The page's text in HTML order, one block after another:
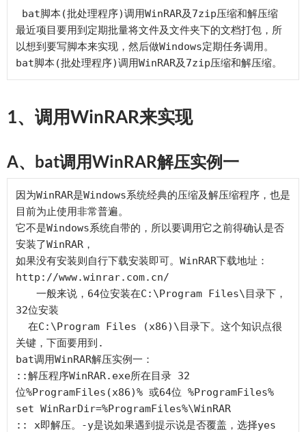
最近项目要用到定期批量将文件及文件夹下的文档打包，所
以想到要写脚本来实现，然后做Windows定期任务调用。
1、调用WinRAR来实现
A、bat调用WinRAR解压实例一
因为WinRAR是Windows系统经典的压缩及解压缩程序，也是
目前为止使用非常普遍。
它不是Windows系统自带的，所以要调用它之前得确认是否
安装了WinRAR，
如果没有安装则自行下载安装即可。WinRAR下载地址：
http://www.winrar.com.cn/
一般来说，64位安装在C:\Program Files\目录下，
32位安装
关键，下面要用到.
bat调用WinRAR解压实例一：
::解压程序WinRAR.exe所在目录 32
位%ProgramFiles(x86)% 或64位 %ProgramFiles%
set WinRarDir=%ProgramFiles%\WinRAR
:: x即解压。-y是说如果遇到提示说是否覆盖，选择yes